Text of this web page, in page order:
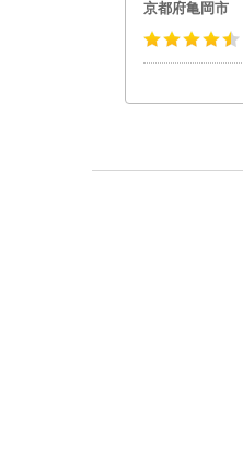
京都府亀岡市